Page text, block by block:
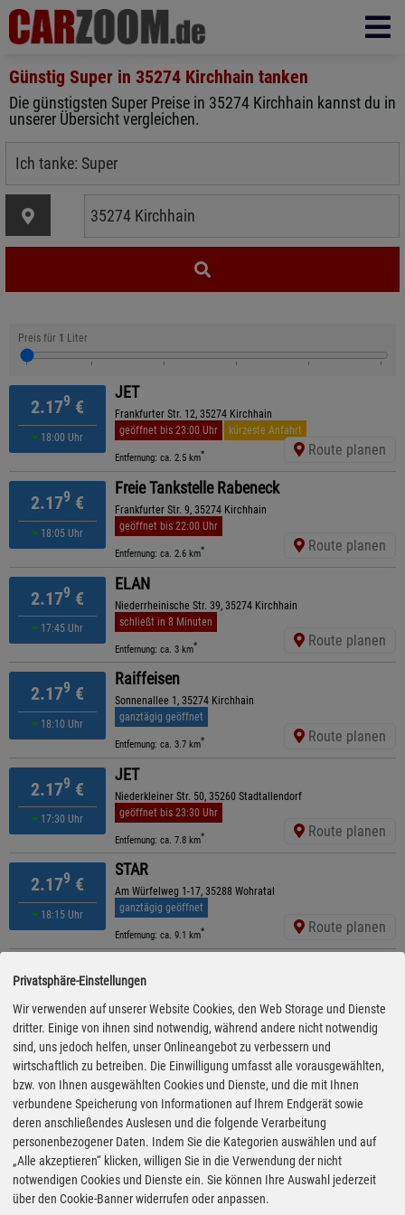
Günstig Super in 35274 Kirchhain tanken
Die günstigsten Super Preise in 35274 Kirchhain kannst du in
unserer Übersicht vergleichen.
Preis für 1 Liter
2.179 €
18:00 Uhr
JET
Frankfurter Str. 12, 35274 Kirchhain
geöffnet bis 23:00 Uhr
kürzeste Anfahrt
Entfernung: ca. 2.5 km* Route planen
2.179 €
18:05 Uhr
Freie Tankstelle Rabeneck
Frankfurter Str. 9, 35274 Kirchhain
geöffnet bis 22:00 Uhr
Entfernung: ca. 2.6 km* Route planen
2.179 €
17:45 Uhr
ELAN
Niederrheinische Str. 39, 35274 Kirchhain
schließt in 8 Minuten
Entfernung: ca. 3 km* Route planen
2.179 €
18:10 Uhr
Raiffeisen
Sonnenallee 1, 35274 Kirchhain
ganztägig geöffnet
Entfernung: ca. 3.7 km* Route planen
2.179 €
17:30 Uhr
JET
Niederkleiner Str. 50, 35260 Stadtallendorf
geöffnet bis 23:30 Uhr
Entfernung: ca. 7.8 km* Route planen
2.179 €
18:15 Uhr
STAR
Am Würfelweg 1-17, 35288 Wohratal
ganztägig geöffnet
Entfernung: ca. 9.1 km* Route planen
2.179€
18:00 Uhr
Kasseler Str. 76, 35091 Cölbe
ganztägig geöffnet
Entfernung: ca. 9.1 km* Route planen
2.189€
17:50 Uhr
Shell
Niederkleiner Str. 4, 35260 Stadtallendorf
geöffnet bis 22:30 Uhr
Entfernung: ca. 7.6 km * Route planen
2.199€
17:25 Uhr
Tankport Süd
Niederkleiner Straße 55, 35260 Stadtallendorf
ganztägig geöffnet
Privatsphäre-Einstellungen
Wir verwenden auf unserer Website Cookies, den Web Storage und Dienste
dritter. Einige von ihnen sind notwendig, während andere nicht notwendig
sind, uns jedoch helfen, unser Onlineangebot zu verbessern und
wirtschaftlich zu betreiben. Die Einwilligung umfasst alle vorausgewählten,
bzw. von Ihnen ausgewählten Cookies und Dienste, und die mit Ihnen
verbundene Speicherung von Informationen auf Ihrem Endgerät sowie
deren anschließendes Auslesen und die folgende Verarbeitung
personenbezogener Daten. Indem Sie die Kategorien auswählen und auf
„Alle akzeptieren“ klicken, willigen Sie in die Verwendung der nicht
notwendigen Cookies und Dienste ein. Sie können Ihre Auswahl jederzeit
über den Cookie-Banner widerrufen oder anpassen.